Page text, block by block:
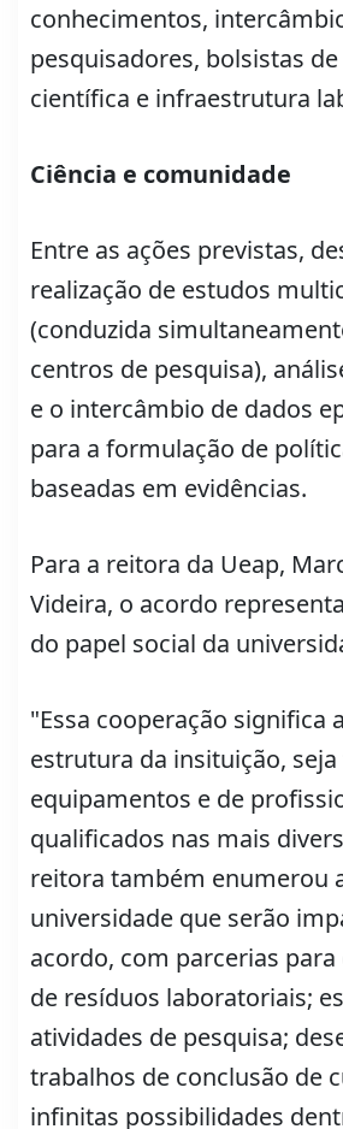
conhecimentos,
pesquisadores, bolsistas
científica e infraestrutura
Ciência e comunidade
Entre as ações previstas,
realização de estudos
(conduzida
centros de pesquisa),
e o intercâmbio de dados
para a formulação de
baseadas em evidências.
Para a reitora da Ueap,
Videira, o acordo
do papel social da
"Essa cooperação significa
estrutura da insituição, seja
equipamentos e de
qualificados nas mais
reitora também enumerou
universidade que serão
acordo, com parcerias
de resíduos laboratoriais;
atividades de pesquisa;
trabalhos de conclusão de
infinitas possibilidades